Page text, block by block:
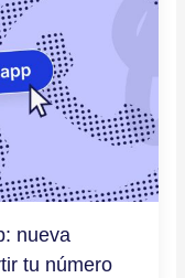
nueva
tu número